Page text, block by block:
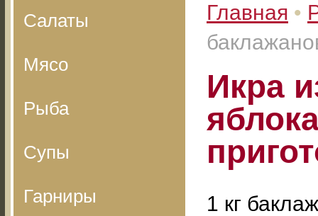
Салаты
Мясо
Рыба
Супы
Гарниры
Главная •
Икра
1 кг